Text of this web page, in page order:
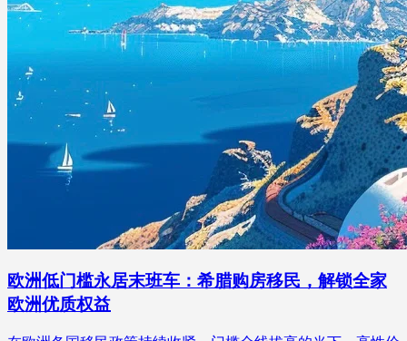
欧洲低门槛永居末班车：希腊购房移民，解锁全家
欧洲优质权益